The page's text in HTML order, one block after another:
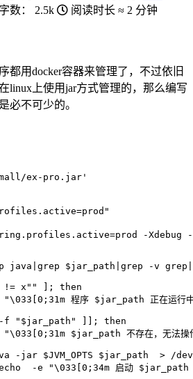
数： 2.5k 阅读时长 ≈ 2 分钟
用docker容器来管理了，不过依旧
linux上使用jar方式管理的，那么编写
必不可少的。
mall/ex-pro.jar'
-Xdebug -
java grep $jar_path grep -v grep
!= x "" ;
then
"\033 [0;31m 程序 $jar_path 正在运行
-f " $jar_path " ;
then
"\033 [0;31m $jar_path 不存在，无法
-jar $JVM_OPTS $jar_path > /
-e "\033 [0;34m 启动 $jar_path